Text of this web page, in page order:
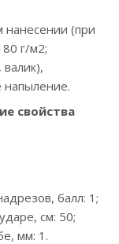
нанесении (при
г/м2;
напыление.
свойства
балл: 1;
см: 50;
мм: 1.